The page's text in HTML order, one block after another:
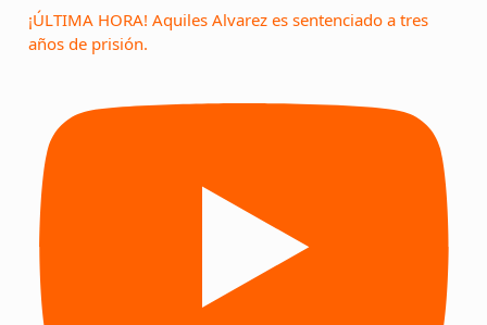
¡ÚLTIMA HORA! Aquiles Alvarez es sentenciado a tres
años de prisión.